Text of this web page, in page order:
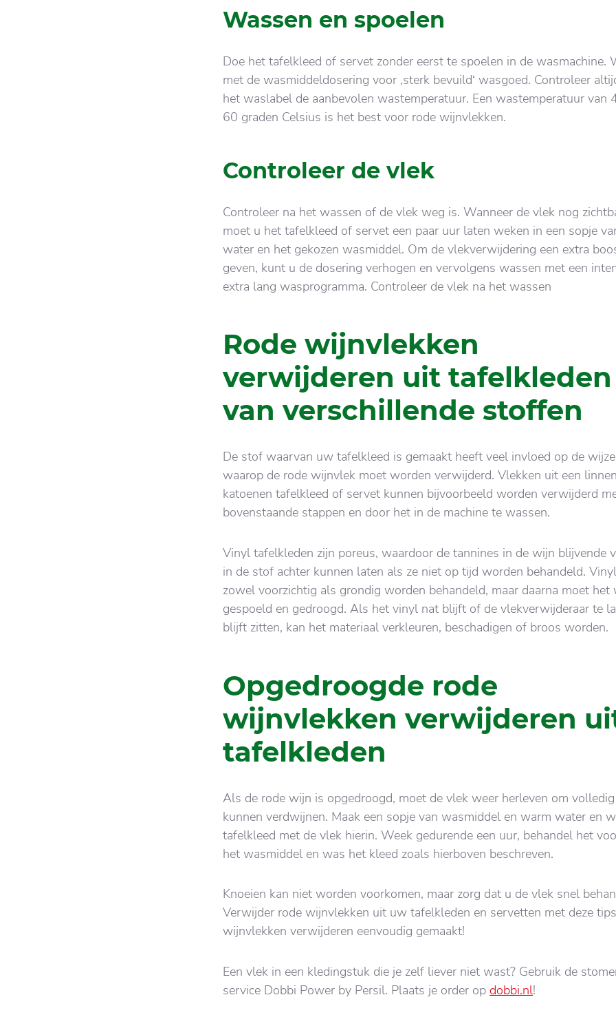
Wassen en spoelen
Doe het tafelkleed of servet zonder eerst te spoelen in de wasmachine.
met de wasmiddeldosering voor ‚sterk bevuild‘ wasgoed. Controleer
het waslabel de aanbevolen wastemperatuur. Een wastemperatuur van
60 graden Celsius is het best voor rode wijnvlekken.
Controleer de vlek
Controleer na het wassen of de vlek weg is. Wanneer de vlek nog
moet u het tafelkleed of servet een paar uur laten weken in een sopje
water en het gekozen wasmiddel. Om de vlekverwijdering een extra
geven, kunt u de dosering verhogen en vervolgens wassen met een
extra lang wasprogramma. Controleer de vlek na het wassen
Rode wijnvlekken
verwijderen uit tafelkleden
van verschillende stoffen
De stof waarvan uw tafelkleed is gemaakt heeft veel invloed op de wijze
waarop de rode wijnvlek moet worden verwijderd. Vlekken uit een
katoenen tafelkleed of servet kunnen bijvoorbeeld worden verwijderd
bovenstaande stappen en door het in de machine te wassen.
Vinyl tafelkleden zijn poreus, waardoor de tannines in de wijn blijvende
in de stof achter kunnen laten als ze niet op tijd worden behandeld.
zowel voorzichtig als grondig worden behandeld, maar daarna moet het
gespoeld en gedroogd. Als het vinyl nat blijft of de vlekverwijderaar te
blijft zitten, kan het materiaal verkleuren, beschadigen of broos worden.
Opgedroogde rode
wijnvlekken verwijderen
tafelkleden
Als de rode wijn is opgedroogd, moet de vlek weer herleven om
kunnen verdwijnen. Maak een sopje van wasmiddel en warm water en
tafelkleed met de vlek hierin. Week gedurende een uur, behandel het
het wasmiddel en was het kleed zoals hierboven beschreven.
Knoeien kan niet worden voorkomen, maar zorg dat u de vlek snel
Verwijder rode wijnvlekken uit uw tafelkleden en servetten met deze
wijnvlekken verwijderen eenvoudig gemaakt!
Een vlek in een kledingstuk die je zelf liever niet wast? Gebruik de
service Dobbi Power by Persil. Plaats je order op dobbi.nl!